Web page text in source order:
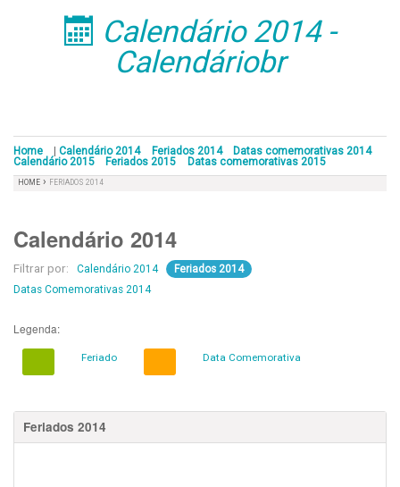
󰁣 Calendário 2014 -
Calendáriobr
Home |Calendário 2014 Feriados 2014
Datas comemorativas 2014
Calendário 2015
Feriados 2015 Datas comemorativas 2015
HOME › FERIADOS 2014
Calendário 2014
Filtrar por: Calendário 2014
Feriados 2014
Datas Comemorativas 2014
Legenda:
Feriado Data Comemorativa
Feriados 2014